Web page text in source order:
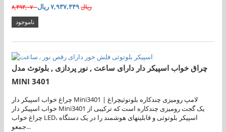
۸,۴۹۳,۰۷۰ ریال۷,۹۳۷,۴۴۹ ریال
ناموجود
چراق خواب اسپیکر دار دارای ساعت , نور پردازی , بلوتوث مدل
MINI 3401
چراغ خواب اسپیکر دار Mini3401 | لامپ رومیزی چندکاره بلوتوثیچراغ
خواب اسپیکر دار Mini3401 یک گجت رومیزی چندکاره است که ترکیبی از
چراغ خواب LED، اسپیکر بلوتوثی و قابلیتهای هوشمند را در یک دستگاه
جمعو...